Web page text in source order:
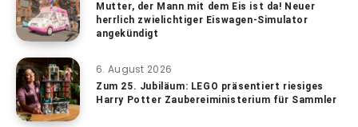
Mutter, der Mann mit dem Eis ist da! Neuer
herrlich zwielichtiger Eiswagen-Simulator
angekündigt
6. August 2026
Zum 25. Jubiläum: LEGO präsentiert riesiges
Harry Potter Zaubereiministerium für Sammler